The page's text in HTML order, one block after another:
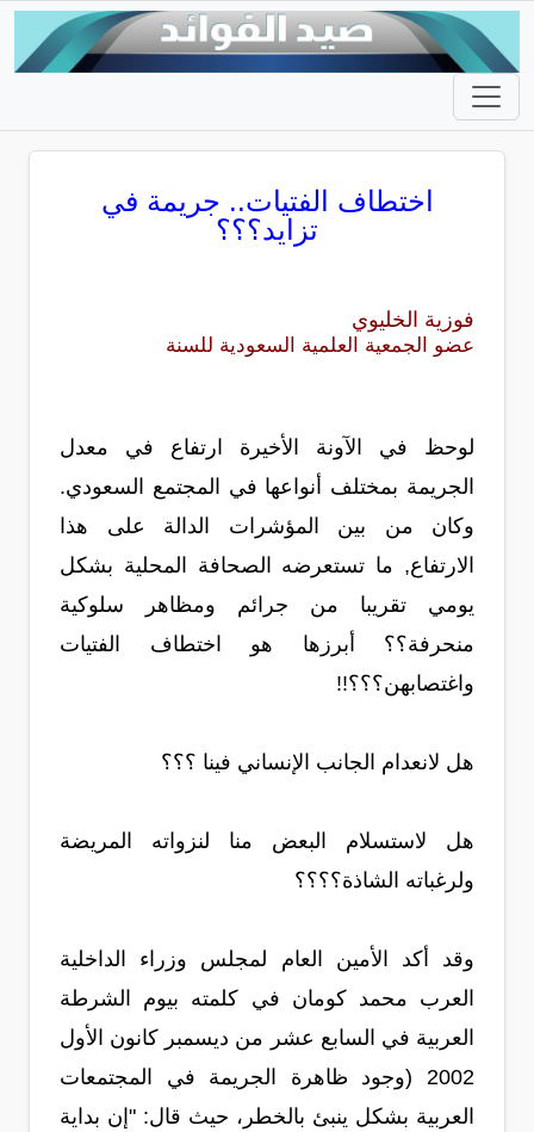
اختطاف الفتيات.. جريمة في
تزايد؟؟؟
فوزية الخليوي
عضو الجمعية العلمية السعودية للسنة
لوحظ في الآونة الأخيرة ارتفاع في معدل
الجريمة بمختلف أنواعها في المجتمع السعودي.
وكان من بين المؤشرات الدالة على هذا
الارتفاع, ما تستعرضه الصحافة المحلية بشكل
يومي تقريبا من جرائم ومظاهر سلوكية
منحرفة؟؟ أبرزها هو اختطاف الفتيات
واغتصابهن؟؟؟!!
هل لانعدام الجانب الإنساني فينا ؟؟؟
هل لاستسلام البعض منا لنزواته المريضة
ولرغباته الشاذة؟؟؟؟
وقد أكد الأمين العام لمجلس وزراء الداخلية
العرب محمد كومان في كلمته بيوم الشرطة
العربية في السابع عشر من ديسمبر كانون الأول
2002 (وجود ظاهرة الجريمة في المجتمعات
العربية بشكل ينبئ بالخطر، حيث قال: "إن بداية